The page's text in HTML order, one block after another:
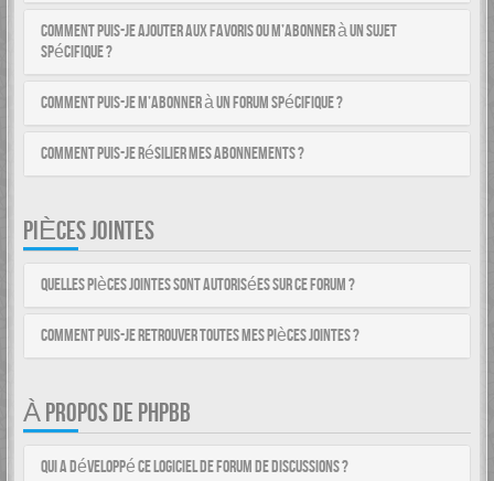
Comment puis-je ajouter aux favoris ou m’abonner à un sujet
spécifique ?
Comment puis-je m’abonner à un forum spécifique ?
Comment puis-je résilier mes abonnements ?
PIÈCES JOINTES
Quelles pièces jointes sont autorisées sur ce forum ?
Comment puis-je retrouver toutes mes pièces jointes ?
À PROPOS DE PHPBB
Qui a développé ce logiciel de forum de discussions ?